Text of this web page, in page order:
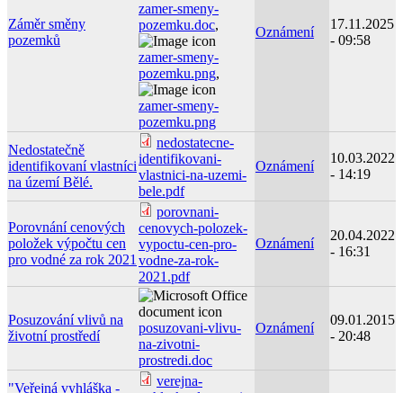
Záměr směny
pozemků
zamer-smeny-
pozemku.doc,
zamer-smeny-
pozemku.png,
zamer-smeny-
pozemku.png
Oznámení
17.11.2025
- 09:58
Nedostatečně
identifikovaní vlastníci
na území Bělé.
nedostatecne-
identifikovani-
vlastnici-na-uzemi-
bele.pdf
Oznámení
10.03.2022
- 14:19
Porovnání cenových
položek výpočtu cen
pro vodné za rok 2021
porovnani-
cenovych-polozek-
vypoctu-cen-pro-
vodne-za-rok-
2021.pdf
Oznámení
20.04.2022
- 16:31
Posuzování vlivů na
životní prostředí
posuzovani-vlivu-
na-zivotni-
prostredi.doc
Oznámení
09.01.2015
- 20:48
"Veřejná vyhláška -
verejna-